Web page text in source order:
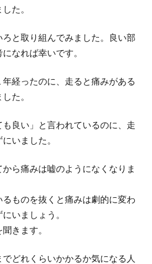
た。
と取り組んでみました。良い部
なれば幸いです。
経ったのに、走ると痛みがある
た。
良い」と言われているのに、走
いました。
ら痛みは嘘のようになくなりま
ものを抜くと痛みは劇的に変わ
いましょう。
きます。
どれくらいかかるか気になる人